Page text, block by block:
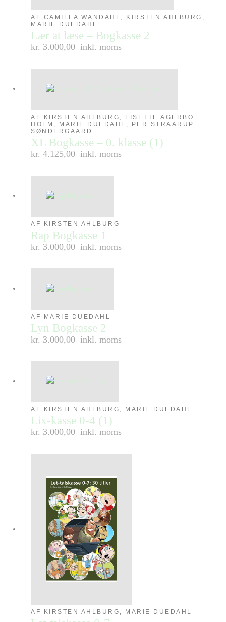
AF CAMILLA WANDAHL, KIRSTEN AHLBURG,
MARIE DUEDAHL
Lær at læse – Bogkasse 2
kr. 3.000,00 inkl. moms
AF KIRSTEN AHLBURG, LISETTE AGERBO
HOLM, MARIE DUEDAHL, PER STRAARUP
SØNDERGAARD
XL Bogkasse – 0. klasse (1)
kr. 4.125,00 inkl. moms
AF KIRSTEN AHLBURG
Rap Bogkasse 1
kr. 3.000,00 inkl. moms
AF MARIE DUEDAHL
Lyn Bogkasse 2
kr. 3.000,00 inkl. moms
AF KIRSTEN AHLBURG, MARIE DUEDAHL
Lix-kasse 0-4 (1)
kr. 3.000,00 inkl. moms
AF KIRSTEN AHLBURG, MARIE DUEDAHL